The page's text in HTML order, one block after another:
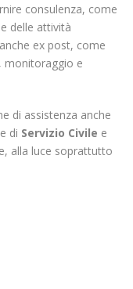
consulenza, come
delle attività
ex post, come
monitoraggio e
di assistenza anche
di Servizio Civile e
alla luce soprattutto